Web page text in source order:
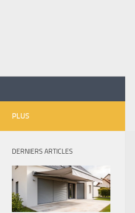
PLUS
DERNIERS ARTICLES